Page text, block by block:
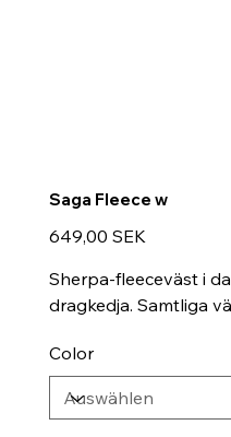
Saga Fleece w
Preis
649,00 SEK
Sherpa-fleeceväst i
dragkedja. Samtliga
Color